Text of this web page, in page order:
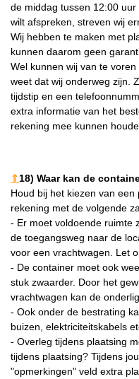
de middag tussen 12:00
wilt afspreken, streven wij
Wij hebben te maken met
kunnen daarom geen
Wel kunnen wij van te
weet dat wij onderweg zijn.
tijdstip en een
extra informatie van het
rekening mee kunnen
⇑18) Waar kan de
Houd bij het kiezen van
rekening met de volgende
- Er moet voldoende ruimte
de toegangsweg naar de
voor een vrachtwagen. Let
- De container moet ook
stuk zwaarder. Door het
vrachtwagen kan de
- Ook onder de bestrating
buizen, elektriciteitskabels
- Overleg tijdens plaatsing
tijdens plaatsing? Tijdens
"opmerkingen" veld extra